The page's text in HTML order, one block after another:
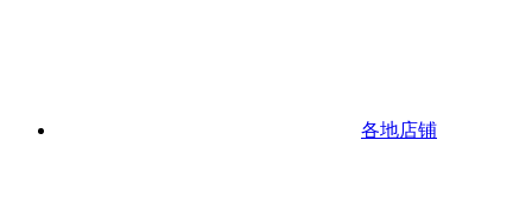
各地店铺